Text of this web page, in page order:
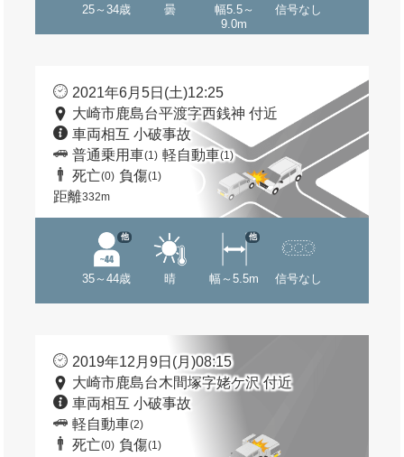
25～34歳 曇
幅5.5～
9.0m
信号なし
2021年6月5日(土)12:25
大崎市鹿島台平渡字西銭神 付近
車両相互 小破事故
普通乗用車(1) 軽自動車(1)
死亡(0) 負傷(1)
距離332m
35～44歳
他
晴 幅～5.5m
他
信号なし
2019年12月9日(月)08:15
大崎市鹿島台木間塚字姥ケ沢 付近
車両相互 小破事故
軽自動車(2)
死亡(0) 負傷(1)